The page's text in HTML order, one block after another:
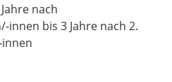
nach
innen bis 3 Jahre nach 2.